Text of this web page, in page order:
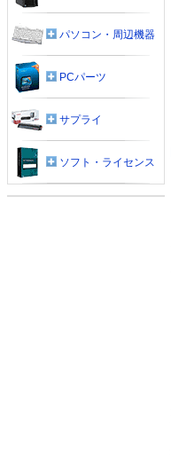
パソコン・周辺機器
PCパーツ
サプライ
ソフト・ライセンス